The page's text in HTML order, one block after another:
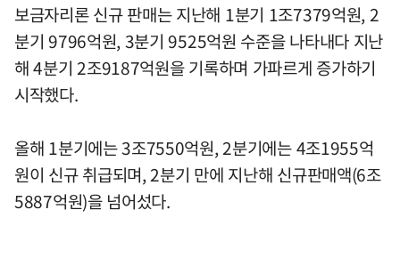
보금자리론 신규 판매는 지난해 1분기 1조7379억원, 2
분기 9796억원, 3분기 9525억원 수준을 나타내다 지난
해 4분기 2조9187억원을 기록하며 가파르게 증가하기
시작했다.
올해 1분기에는 3조7550억원, 2분기에는 4조1955억
원이 신규 취급되며, 2분기 만에 지난해 신규판매액(6조
5887억원)을 넘어섰다.